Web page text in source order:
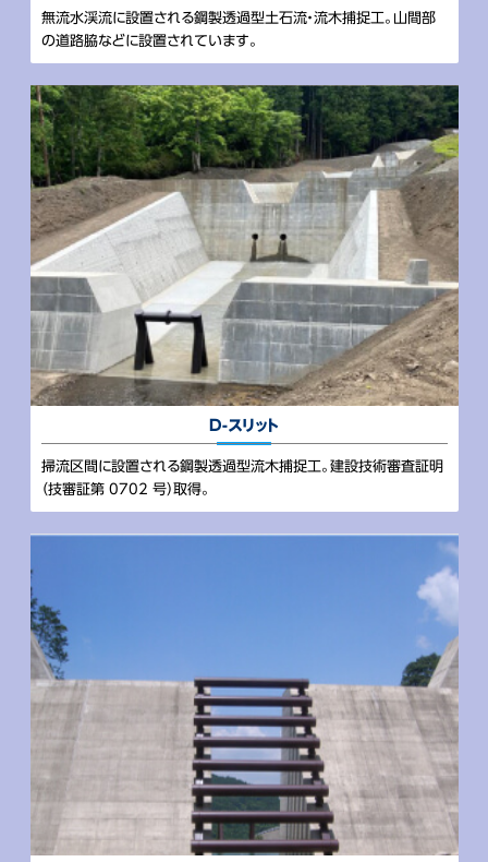
無流水渓流に設置される鋼製透過型土石流・流木捕捉工。山間部
の道路脇などに設置されています。
D-スリット
掃流区間に設置される鋼製透過型流木捕捉工。建設技術審査証明
（技審証第 0702 号）取得。